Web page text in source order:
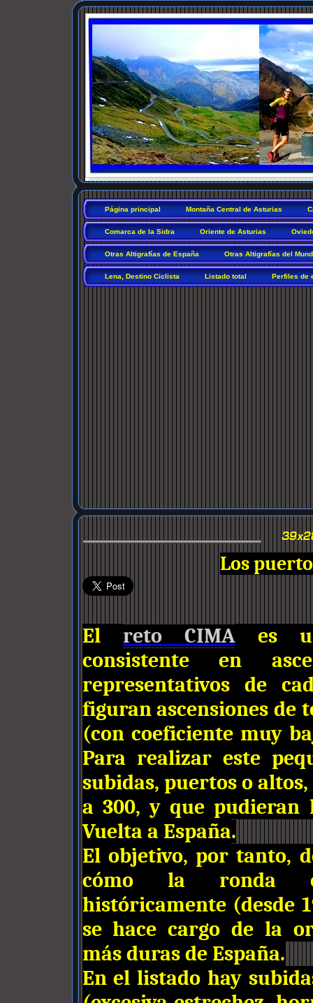
Página principal Montaña Central de Asturias
Comarca de la Sidra Oriente de Asturias
Otras Altigrafías de España Otras Altigrafías del
Lena, Destino Ciclista Listado total Perfiles de
Los
El reto CIMAes
consistente en
representativos de
figuran ascensiones de
(con coeficiente muy
Para realizar este
subidas, puertos o
a 300, y que pudieran
Vuelta a España.
El objetivo, por tanto,
cómo la ronda
históricamente (desde
se hace cargo de la
más duras de España.
En el listado hay